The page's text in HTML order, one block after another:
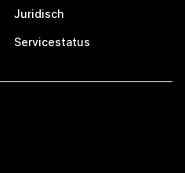
Juridisch
Servicestatus